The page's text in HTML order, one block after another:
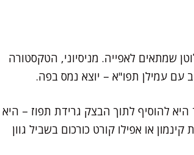
שמתאים לאפייה. מניסיוני, הטקסטורה
עמילן תפו"א – יוצא נמס בפה.
להוסיף לתוך הבצק גרידת תפוז – היא
או אפילו קורט כורכום בשביל גוון